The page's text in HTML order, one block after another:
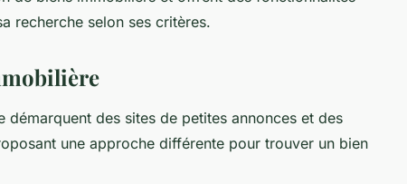
recherche selon ses critères.
démarquent des sites de petites annonces et des
une approche différente pour trouver un bien